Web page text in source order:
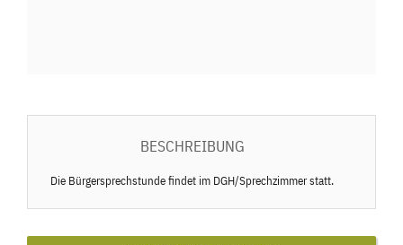
BESCHREIBUNG
Die Bürgersprechstunde findet im DGH/Sprechzimmer statt.